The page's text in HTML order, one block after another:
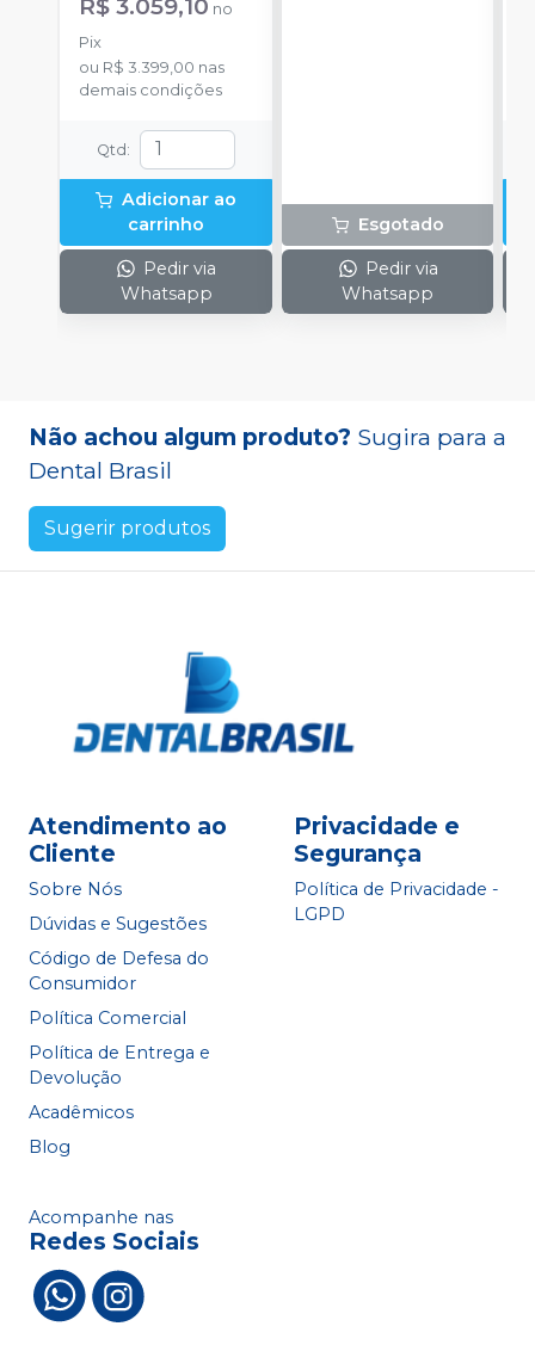
Peça reta FX65 +
Micro motor FX205 e
acompanha 1
Lubrificante Pana
R$ 3.059,10 no
Pix
ou R$ 3.399,00 nas
demais condições
Qtd :
Adicionar ao
carrinho
Pedir via
Whatsapp
Esgotado
Pedir via
Whatsapp
Não achou algum produto? Sugira para a
Dental Brasil
Sugerir produtos
Atendimento ao
Cliente
Sobre Nós
Dúvidas e Sugestões
Código de Defesa do
Consumidor
Política Comercial
Política de Entrega e
Devolução
Acadêmicos
Blog
Privacidade e
Segurança
Política de Privacidade -
LGPD
Acompanhe nas
Redes Sociais